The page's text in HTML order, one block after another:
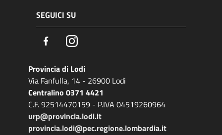
SEGUICI SU
FacebookInstagram
Provincia di Lodi
Via Fanfulla, 14 - 26900 Lodi
Centralino 0371 4421
C.F. 92514470159 - P.IVA 04519260964
urp@provincia.lodi.it
provincia.lodi@pec.regione.lombardia.it